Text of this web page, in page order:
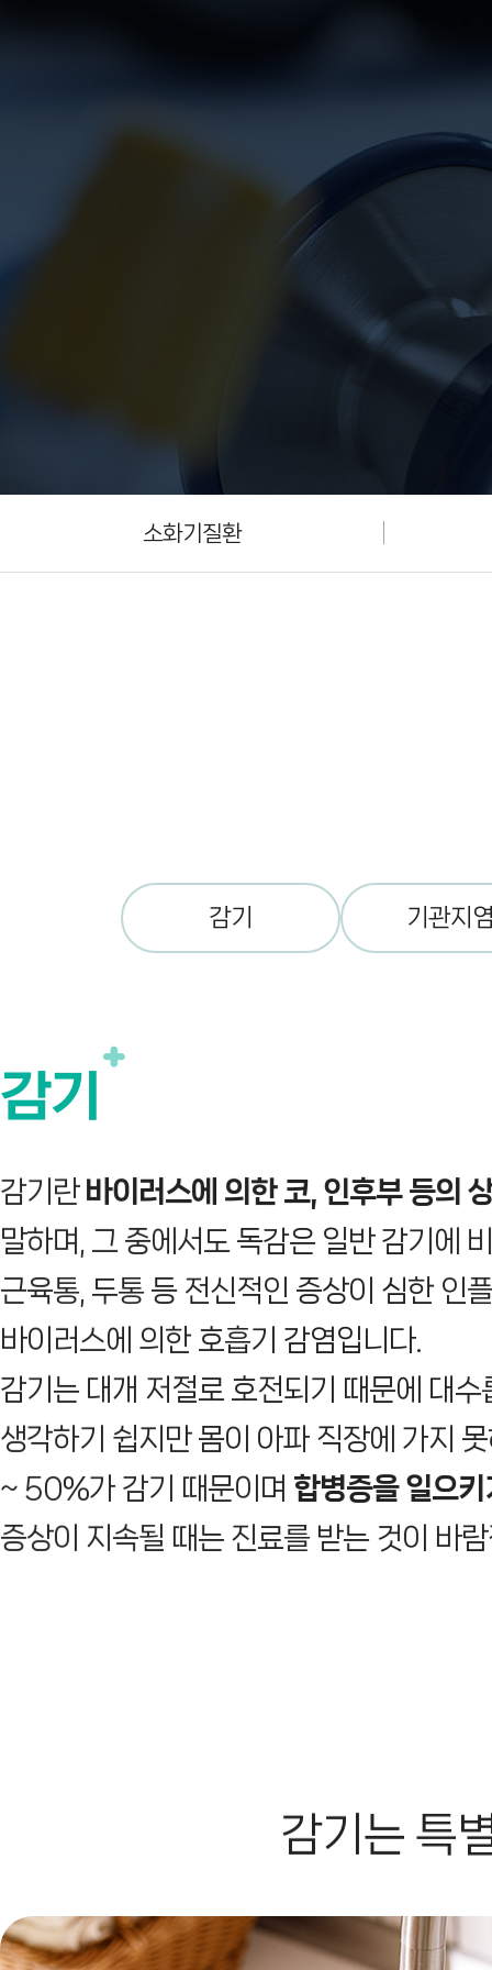
소화기질환
감기 기관지
감기
감기란바이러스에 의한 코, 인후부 등의
말하며, 그 중에서도 독감은 일반 감기에
근육통, 두통 등 전신적인 증상이 심한 인
바이러스에 의한 호흡기 감염입니다.
감기는 대개 저절로 호전되기 때문에 대수
생각하기 쉽지만 몸이 아파 직장에 가지
~ 50%가 감기 때문이며 합병증을 일으키
증상이 지속될 때는 진료를 받는 것이 바
감기는 특